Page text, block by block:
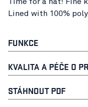
Lined with 100%
FUNKCE
KVALITA A PÉČE O
STÁHNOUT PDF